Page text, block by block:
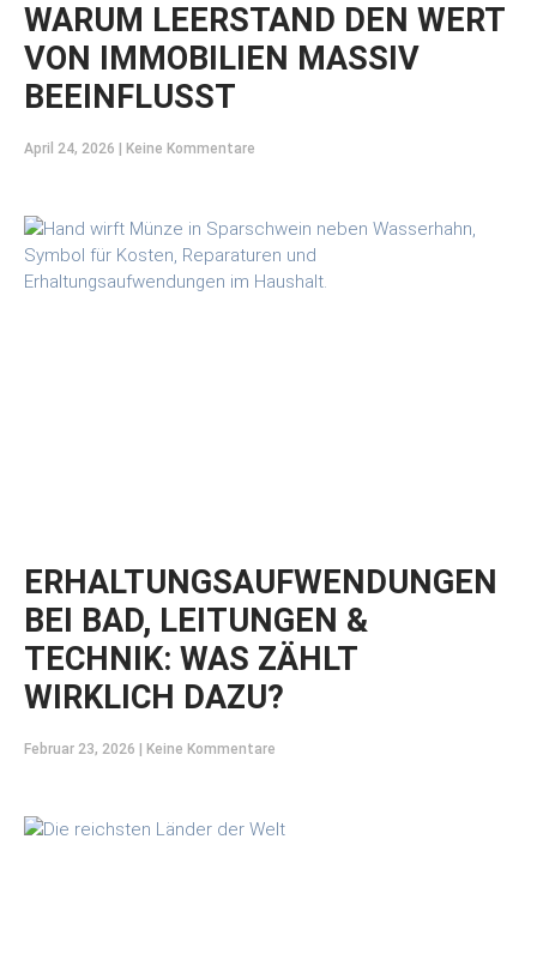
WARUM LEERSTAND DEN WERT
VON IMMOBILIEN MASSIV
BEEINFLUSST
April 24, 2026 Keine Kommentare
ERHALTUNGSAUFWENDUNGEN
BEI BAD, LEITUNGEN &
TECHNIK: WAS ZÄHLT
WIRKLICH DAZU?
Februar 23, 2026 Keine Kommentare